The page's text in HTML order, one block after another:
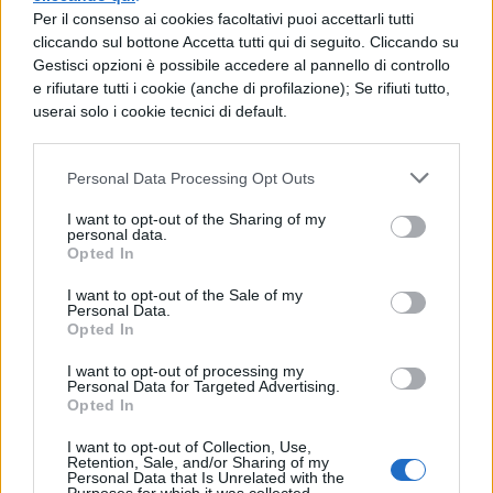
Per il consenso ai cookies facoltativi puoi accettarli tutti
cliccando sul bottone Accetta tutti qui di seguito. Cliccando su
Gestisci opzioni è possibile accedere al pannello di controllo
e rifiutare tutti i cookie (anche di profilazione); Se rifiuti tutto,
userai solo i cookie tecnici di default.
Personal Data Processing Opt Outs
I want to opt-out of the Sharing of my
personal data.
Opted In
I want to opt-out of the Sale of my
Personal Data.
Opted In
I want to opt-out of processing my
Personal Data for Targeted Advertising.
Opted In
I want to opt-out of Collection, Use,
Retention, Sale, and/or Sharing of my
Personal Data that Is Unrelated with the
Scienze: Il cambiamento climatico
Italiano: Leopardi e il rapporto con
Educazione Civica: L’Agenda 2030
per lo sviluppo sostenibile
Romanticismo inglese
Vuoi distinguerti?Passa ad argomenti
più originali come il cinema, l’intelligenza
artificiale o il legame tra musica e
matematica.